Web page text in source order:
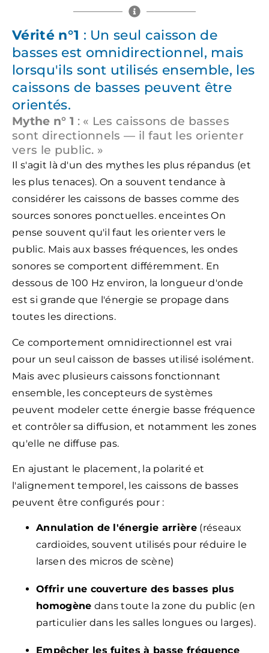
Vérité n°1 : Un seul caisson de
basses est omnidirectionnel, mais
lorsqu'ils sont utilisés ensemble, les
caissons de basses peuvent être
orientés.
Mythe n° 1 : « Les caissons de basses
sont directionnels — il faut les orienter
vers le public. »
Il s'agit là d'un des mythes les plus répandus (et
les plus tenaces). On a souvent tendance à
considérer les caissons de basses comme des
sources sonores ponctuelles. enceintes On
pense souvent qu'il faut les orienter vers le
public. Mais aux basses fréquences, les ondes
sonores se comportent différemment. En
dessous de 100 Hz environ, la longueur d'onde
est si grande que l'énergie se propage dans
toutes les directions.
Ce comportement omnidirectionnel est vrai
pour un seul caisson de basses utilisé isolément.
Mais avec plusieurs caissons fonctionnant
ensemble, les concepteurs de systèmes
peuvent modeler cette énergie basse fréquence
et contrôler sa diffusion, et notamment les zones
qu'elle ne diffuse pas.
En ajustant le placement, la polarité et
l'alignement temporel, les caissons de basses
peuvent être configurés pour :
Annulation de l'énergie arrière(réseaux
cardioïdes, souvent utilisés pour réduire le
larsen des micros de scène)
Offrir une couverture des basses plus
homogène dans toute la zone du public (en
particulier dans les salles longues ou larges).
Empêcher les fuites à basse fréquence